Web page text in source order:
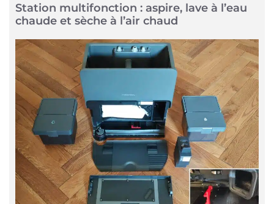
Station multifonction : aspire, lave à l’eau
chaude et sèche à l’air chaud